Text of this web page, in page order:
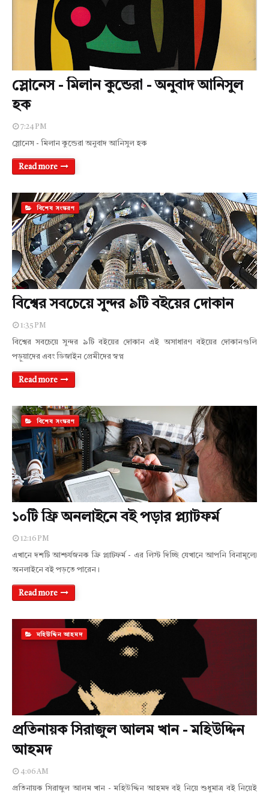
স্লোনেস - মিলান কুন্ডেরা - অনুবাদ আনিসুল
হক
7:24 PM
স্লোনেস - মিলান কুন্ডেরা অনুবাদ আনিসুল হক
Read more
বিশেষ সংস্করণ
বিশ্বের সবচেয়ে সুন্দর ৯টি বইয়ের দোকান
1:35 PM
বিশ্বের সবচেয়ে সুন্দর ৯টি বইয়ের দোকান এই অসাধারণ বইয়ের দোকানগুলি
পড়ুয়াদের এবং ডিজাইন প্রেমীদের স্বপ্ন
Read more
বিশেষ সংস্করণ
১০টি ফ্রি অনলাইনে বই পড়ার প্ল্যাটফর্ম
12:16 PM
এখানে দশটি আশ্চর্যজনক ফ্রি প্ল্যাটফর্ম - এর লিস্ট দিচ্ছি যেখানে আপনি বিনামূল্যে
অনলাইনে বই পড়তে পারেন।
Read more
মহিউদ্দিন আহমদ
প্রতিনায়ক সিরাজুল আলম খান - মহিউদ্দিন
আহমদ
4:06 AM
প্রতিনায়ক সিরাজুল আলম খান - মহিউদ্দিন আহমদ বই নিয়ে শুধুমাত্র বই নিয়েই